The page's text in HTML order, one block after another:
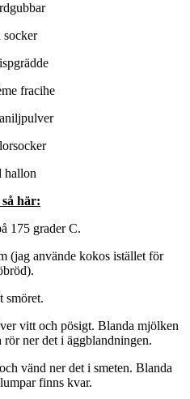
socker
fracihe
hallon
här:
175 grader C.
(jag använde kokos istället för
smöret.
vitt och pösigt. Blanda mjölken
rör ner det i äggblandningen.
vänd ner det i smeten. Blanda
finns kvar.